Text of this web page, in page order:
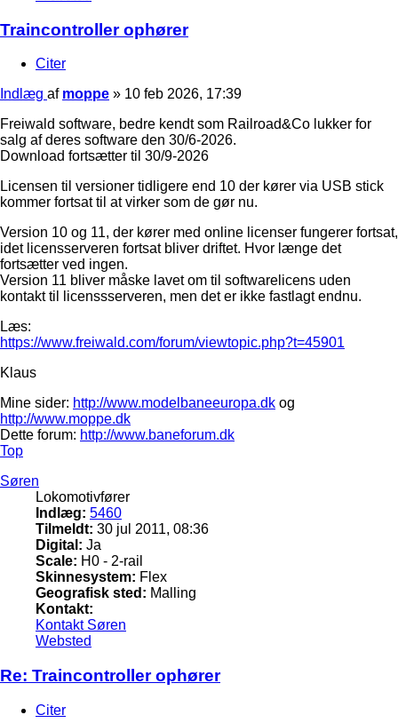
Traincontroller ophører
Citer
Indlæg af moppe » 10 feb 2026, 17:39
Freiwald software, bedre kendt som Railroad&Co lukker for
salg af deres software den 30/6-2026.
Download fortsætter til 30/9-2026
Licensen til versioner tidligere end 10 der kører via USB stick
kommer fortsat til at virker som de gør nu.
Version 10 og 11, der kører med online licenser fungerer fortsat,
idet licensserveren fortsat bliver driftet. Hvor længe det
fortsætter ved ingen.
Version 11 bliver måske lavet om til softwarelicens uden
kontakt til licenssserveren, men det er ikke fastlagt endnu.
Læs:
https://www.freiwald.com/forum/viewtopic.php?t=45901
Klaus
Mine sider: http://www.modelbaneeuropa.dk og
http://www.moppe.dk
Dette forum: http://www.baneforum.dk
Top
Søren
Lokomotivfører
Indlæg: 5460
Tilmeldt: 30 jul 2011, 08:36
Digital: Ja
Scale: H0 - 2-rail
Skinnesystem: Flex
Geografisk sted: Malling
Kontakt:
Kontakt Søren
Websted
Re: Traincontroller ophører
Citer